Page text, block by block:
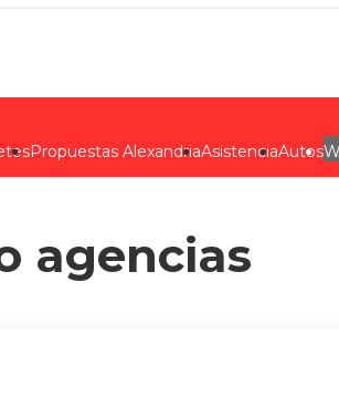
Propuestas AlexandriaAsistenciaAutos
agencias